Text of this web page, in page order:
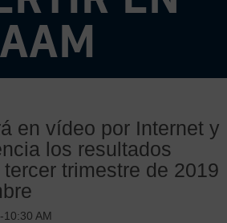
AAM
por oportunidades de crecimiento
variable y flexible con un historial
nuestro negocio a la demanda
superior y fuerte rendimiento del flujo de
en vídeo por Internet y
los resultados
trimestre de 2019
10:30 AM